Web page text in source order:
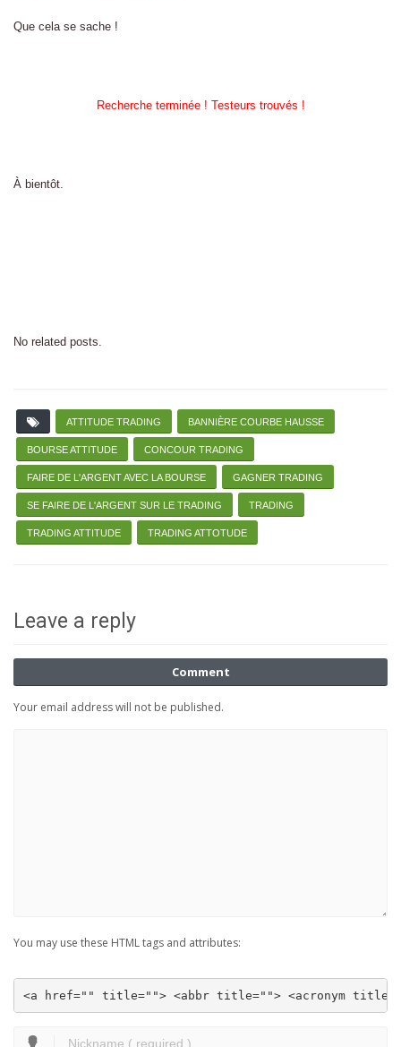
Que cela se sache !
Recherche terminée ! Testeurs trouvés !
À bientôt.
No related posts.
ATTITUDE TRADING BANNIÈRE COURBE HAUSSE
BOURSE ATTITUDE CONCOUR TRADING
FAIRE DE L'ARGENT AVEC LA BOURSE GAGNER TRADING
SE FAIRE DE L'ARGENT SUR LE TRADING TRADING
TRADING ATTITUDE TRADING ATTOTUDE
Leave a reply
Comment
Your email address will not be published.
You may use these HTML tags and attributes:
<a href="" title=""> <abbr title=""> <acronym